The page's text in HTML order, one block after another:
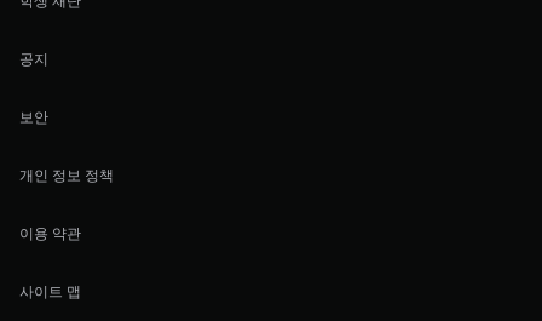
공지
보안
개인 정보 정책
이용 약관
사이트 맵